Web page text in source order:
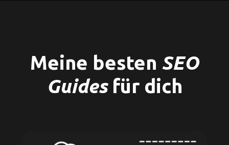
Meine besten SEO
Guidesfür dich